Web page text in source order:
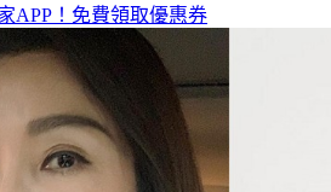
APP！免費領取優惠券